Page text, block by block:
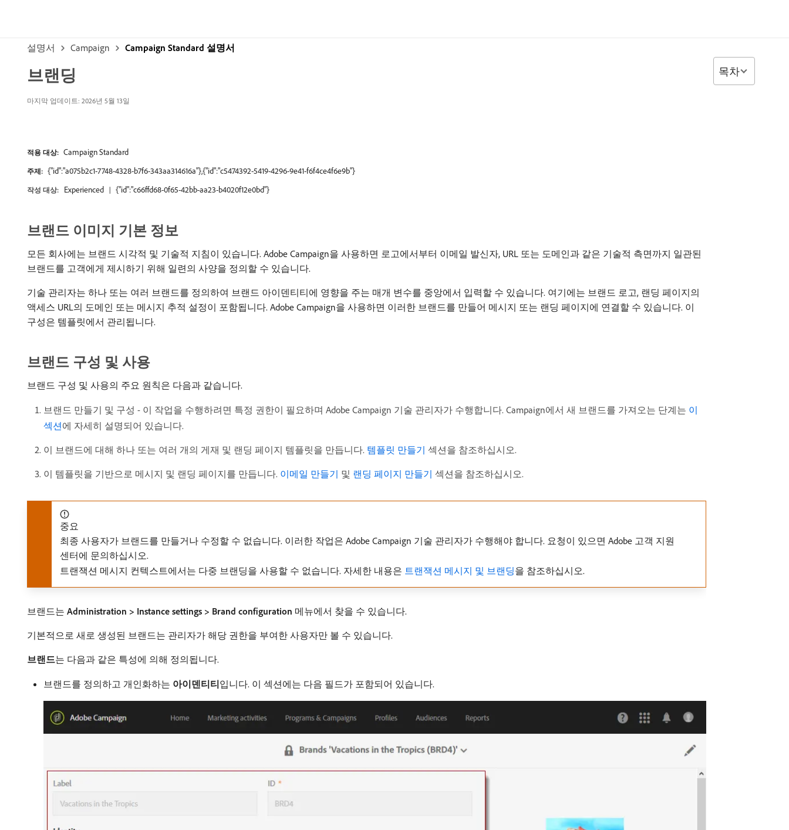
설명서 Campaign Campaign Standard 설명서
브랜딩
마지막 업데이트: 2026년 5월 13일
적용 대상: Campaign Standard
주제: {"id":"a075b2c1-7748-4328-b7f6-343aa314616a"},{"id":"c5474392-5419-4296-9e41-f6f4ce4f6e9b"}
작성 대상: Experienced {"id":"c66ffd68-0f65-42bb-aa23-b4020f12e0bd"}
브랜드 이미지 기본 정보
모든 회사에는 브랜드 시각적 및 기술적 지침이 있습니다. Adobe Campaign을 사용하면 로고에서부터 이메일 발신자, URL 또는 도메인과 같은 기술적 측면까지 일관된
브랜드를 고객에게 제시하기 위해 일련의 사양을 정의할 수 있습니다.
기술 관리자는 하나 또는 여러 브랜드를 정의하여 브랜드 아이덴티티에 영향을 주는 매개 변수를 중앙에서 입력할 수 있습니다. 여기에는 브랜드 로고, 랜딩 페이지의
액세스 URL의 도메인 또는 메시지 추적 설정이 포함됩니다. Adobe Campaign을 사용하면 이러한 브랜드를 만들어 메시지 또는 랜딩 페이지에 연결할 수 있습니다. 이
구성은 템플릿에서 관리됩니다.
브랜드 구성 및 사용
브랜드 구성 및 사용의 주요 원칙은 다음과 같습니다.
브랜드 만들기 및 구성 - 이 작업을 수행하려면 특정 권한이 필요하며 Adobe Campaign 기술 관리자가 수행합니다. Campaign에서 새 브랜드를 가져오는 단계는 이
섹션에 자세히 설명되어 있습니다.
이 브랜드에 대해 하나 또는 여러 개의 게재 및 랜딩 페이지 템플릿을 만듭니다. 템플릿 만들기 섹션을 참조하십시오.
이 템플릿을 기반으로 메시지 및 랜딩 페이지를 만듭니다. 이메일 만들기 및 랜딩 페이지 만들기 섹션을 참조하십시오.
중요
최종 사용자가 브랜드를 만들거나 수정할 수 없습니다. 이러한 작업은 Adobe Campaign 기술 관리자가 수행해야 합니다. 요청이 있으면 Adobe 고객 지원
센터에 문의하십시오.
트랜잭션 메시지 컨텍스트에서는 다중 브랜딩을 사용할 수 없습니다. 자세한 내용은 트랜잭션 메시지 및 브랜딩을 참조하십시오.
브랜드는 Administration > Instance settings > Brand configuration 메뉴에서 찾을 수 있습니다.
기본적으로 새로 생성된 브랜드는 관리자가 해당 권한을 부여한 사용자만 볼 수 있습니다.
브랜드​는 다음과 같은 특성에 의해 정의됩니다.
브랜드를 정의하고 개인화하는 아이덴티티​입니다. 이 섹션에는 다음 필드가 포함되어 있습니다.
목차